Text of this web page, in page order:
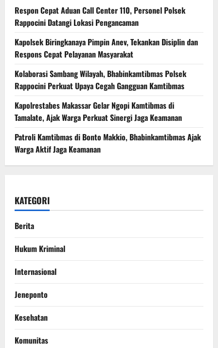
Respon Cepat Aduan Call Center 110, Personel Polsek
Rappocini Datangi Lokasi Pengancaman
Kapolsek Biringkanaya Pimpin Anev, Tekankan Disiplin dan
Respons Cepat Pelayanan Masyarakat
Kolaborasi Sambang Wilayah, Bhabinkamtibmas Polsek
Rappocini Perkuat Upaya Cegah Gangguan Kamtibmas
Kapolrestabes Makassar Gelar Ngopi Kamtibmas di
Tamalate, Ajak Warga Perkuat Sinergi Jaga Keamanan
Patroli Kamtibmas di Bonto Makkio, Bhabinkamtibmas Ajak
Warga Aktif Jaga Keamanan
KATEGORI
Berita
Hukum Kriminal
Internasional
Jeneponto
Kesehatan
Komunitas